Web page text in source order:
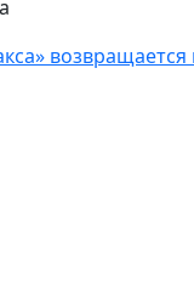
возвращается